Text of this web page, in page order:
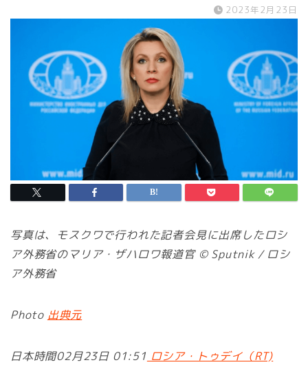
2023年2月23日
写真は、モスクワで行われた記者会見に出席したロシ
ア外務省のマリア・ザハロワ報道官 © Sputnik / ロシ
ア外務省
Photo 出典元
日本時間02月23日 01:51 ロシア・トゥデイ（RT)